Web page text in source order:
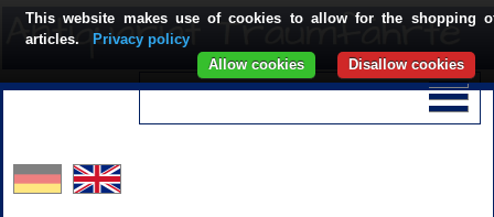
This website makes use of cookies to allow for the shopping
articles.
Privacy policy
Disallow cookies
Allow cookies